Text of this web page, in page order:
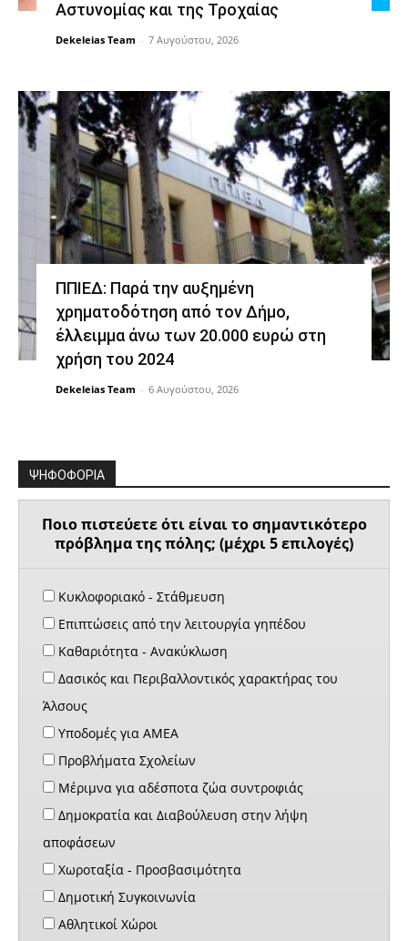
Αστυνομίας και της Τροχαίας
Dekeleias Team - 7 Αυγούστου, 2026
ΠΠΙΕΔ: Παρά την αυξημένη
χρηματοδότηση από τον Δήμο,
έλλειμμα άνω των 20.000 ευρώ στη
χρήση του 2024
Dekeleias Team - 6 Αυγούστου, 2026
ΨΗΦΟΦΟΡΙΑ
Ποιο πιστεύετε ότι είναι το σημαντικότερο
πρόβλημα της πόλης; (μέχρι 5 επιλογές)
Κυκλοφοριακό - Στάθμευση
Επιπτώσεις από την λειτουργία γηπέδου
Καθαριότητα - Ανακύκλωση
Δασικός και Περιβαλλοντικός χαρακτήρας του
Άλσους
Υποδομές για ΑΜΕΑ
Προβλήματα Σχολείων
Μέριμνα για αδέσποτα ζώα συντροφιάς
Δημοκρατία και Διαβούλευση στην λήψη
αποφάσεων
Χωροταξία - Προσβασιμότητα
Δημοτική Συγκοινωνία
Αθλητικοί Χώροι